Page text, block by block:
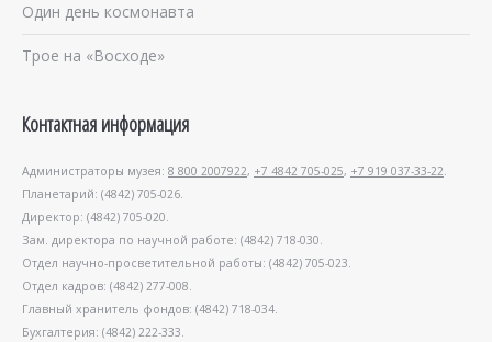
Один день космонавта
Трое на «Восходе»
Контактная информация
Администраторы музея: 8 800 2007922, +7 4842 705-025, +7 919 037-33-22.
Планетарий: (4842) 705-026.
Директор: (4842) 705-020.
Зам. директора по научной работе: (4842) 718-030.
Отдел научно-просветительной работы: (4842) 705-023.
Отдел кадров: (4842) 277-008.
Главный хранитель фондов: (4842) 718-034.
Бухгалтерия: (4842) 222-333.